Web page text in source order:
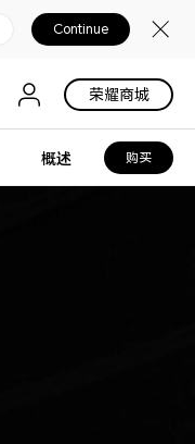
Continue
荣耀商城
概述 购买